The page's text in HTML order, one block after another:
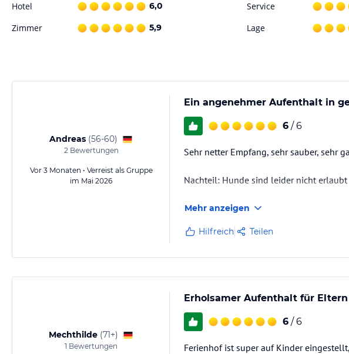
Hotel 6,0 Service
Zimmer 5,9 Lage
Andreas (56-60)
2Bewertungen
Vor 3 Monaten • Verreist als Gruppe
im Mai 2026
Ein angenehmer Aufenthalt in
6 / 6
Sehr netter Empfang, sehr sauber, sehr
Nachteil: Hunde sind leider nicht erlaubt
Mehr anzeigen
Hilfreich Teilen
Mechthilde (71+)
1 Bewertungen
Erholsamer Aufenthalt für
6 / 6
Ferienhof ist super auf Kinder